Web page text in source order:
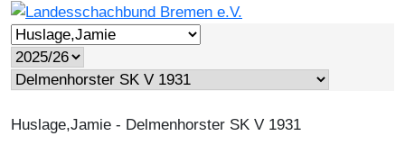
Huslage,Jamie - Delmenhorster SK V 1931